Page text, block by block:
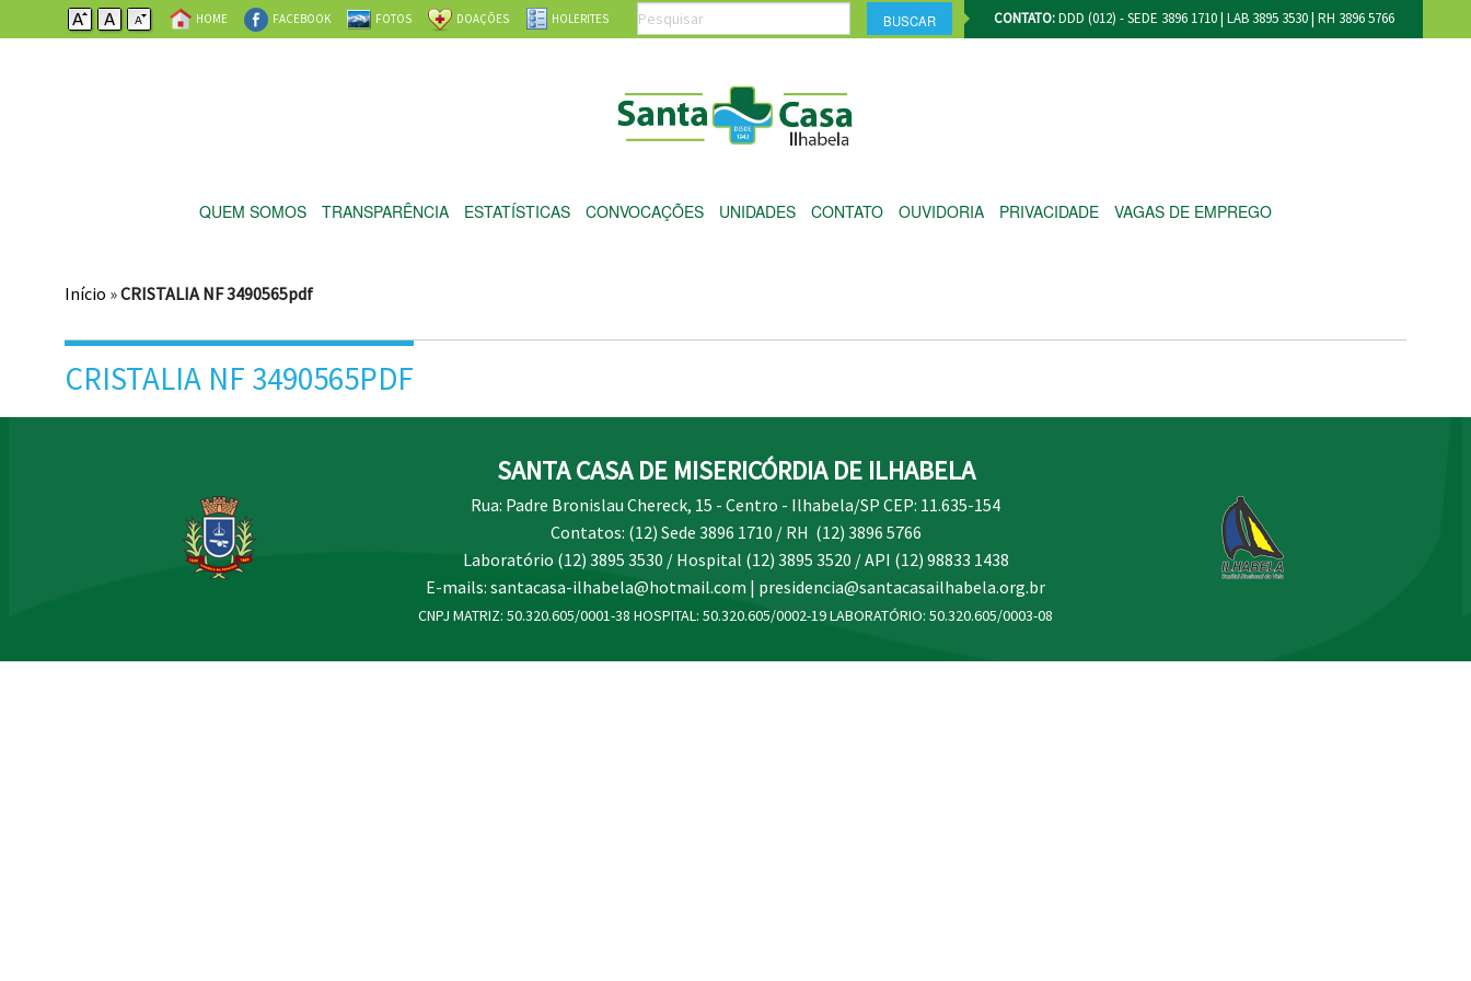
HOME FACEBOOK FOTOS DOAÇÕES HOLERITES CONTATO:DDD (012) - SEDE 3896 1710 | LAB 3895 3530 | RH 3896 5766
QUEM SOMOS TRANSPARÊNCIA ESTATÍSTICAS CONVOCAÇÕES UNIDADES CONTATO OUVIDORIA PRIVACIDADE VAGAS DE EMPREGO
Início »CRISTALIA NF 3490565pdf
CRISTALIA NF 3490565PDF
SANTA CASA DE MISERICÓRDIA DE ILHABELA
Rua: Padre Bronislau Chereck, 15 - Centro - Ilhabela/SP CEP: 11.635-154
Contatos: (12) Sede 3896 1710 / RH (12) 3896 5766
Laboratório (12) 3895 3530 / Hospital (12) 3895 3520 / API (12) 98833 1438
E-mails: santacasa-ilhabela@hotmail.com | presidencia@santacasailhabela.org.br
CNPJ MATRIZ: 50.320.605/0001-38 HOSPITAL: 50.320.605/0002-19 LABORATÓRIO: 50.320.605/0003-08